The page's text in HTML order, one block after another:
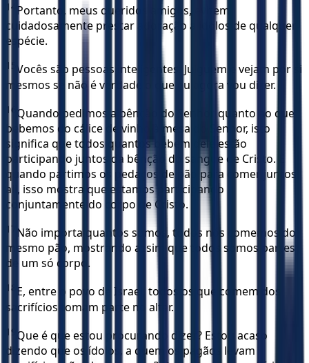
14 Portanto, meus queridos amigos, evitem
cuidadosamente prestar adoração a ídolos de qualquer
espécie.
15 Vocês são pessoas inteligentes. Julguem e vejam por si
mesmos se não é verdade o que eu agora vou dizer.
16 Quando pedimos a bênção do Senhor quanto ao que
bebemos do cálice de vinho à mesa do Senhor, isto
significa que todos quantos bebem dele estão
participando juntos da bênção do sangue de Cristo. E
quando partimos os pedaços de pão para comer juntos
ali, isso mostra que estamos participando
conjuntamente do corpo de Cristo.
17 Não importa quantos somos, todos nós comemos do
mesmo pão, mostrando assim que todos somos partes
de um só corpo.
18 E, entre o povo de Israel, todos os que comem dos
sacrifícios tomam parte no altar.
19 Que é que estou procurando dizer? Estou acaso
dizendo que os ídolos, a quem os pagãos levam